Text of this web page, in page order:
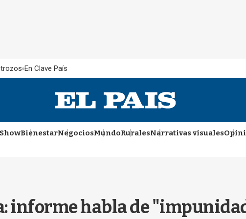
En Clave País
BienestarNegociosMundoRuralesNarrativas visuales
habla de